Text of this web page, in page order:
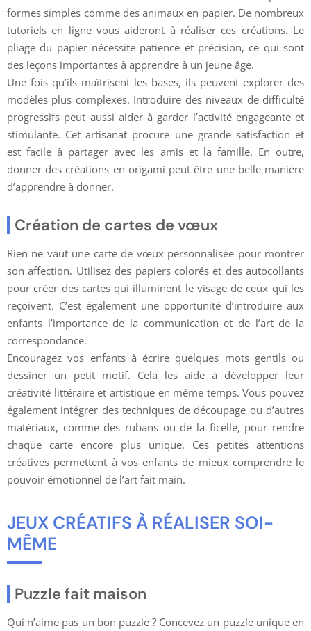
formes simples comme des animaux en papier. De nombreux
tutoriels en ligne vous aideront à réaliser ces créations. Le
pliage du papier nécessite patience et précision, ce qui sont
des leçons importantes à apprendre à un jeune âge.
Une fois qu’ils maîtrisent les bases, ils peuvent explorer des
modèles plus complexes. Introduire des niveaux de difficulté
progressifs peut aussi aider à garder l’activité engageante et
stimulante. Cet artisanat procure une grande satisfaction et
est facile à partager avec les amis et la famille. En outre,
donner des créations en origami peut être une belle manière
d’apprendre à donner.
Création de cartes de vœux
Rien ne vaut une carte de vœux personnalisée pour montrer
son affection. Utilisez des papiers colorés et des autocollants
pour créer des cartes qui illuminent le visage de ceux qui les
reçoivent. C’est également une opportunité d’introduire aux
enfants l’importance de la communication et de l’art de la
correspondance.
Encouragez vos enfants à écrire quelques mots gentils ou
dessiner un petit motif. Cela les aide à développer leur
créativité littéraire et artistique en même temps. Vous pouvez
également intégrer des techniques de découpage ou d’autres
matériaux, comme des rubans ou de la ficelle, pour rendre
chaque carte encore plus unique. Ces petites attentions
créatives permettent à vos enfants de mieux comprendre le
pouvoir émotionnel de l’art fait main.
JEUX CRÉATIFS À RÉALISER SOI-
MÊME
Puzzle fait maison
Qui n’aime pas un bon puzzle ? Concevez un puzzle unique en